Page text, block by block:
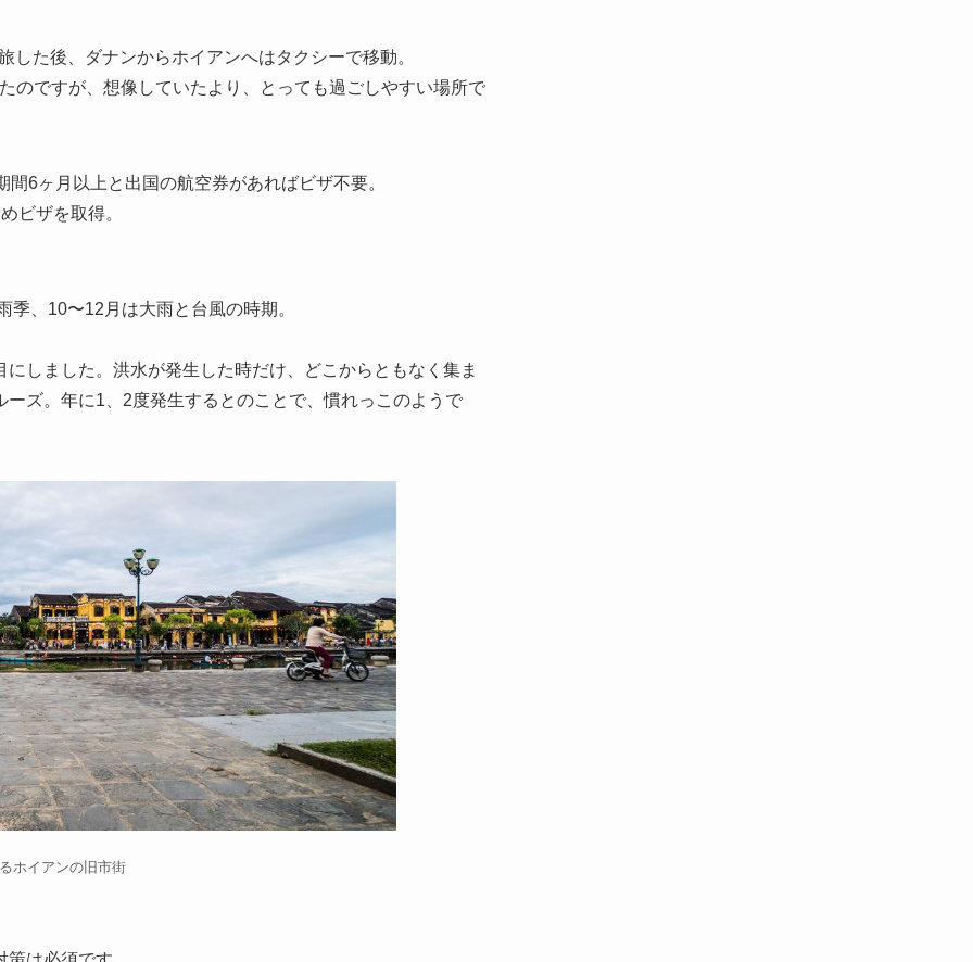
た後、ダナンからホイアンへはタクシーで移動。
のですが、想像していたより、とっても過ごしやすい場所で
6ヶ月以上と出国の航空券があればビザ不要。
ビザを取得。
、10〜12月は大雨と台風の時期。
しました。洪水が発生した時だけ、どこからともなく集ま
ズ。年に1、2度発生するとのことで、慣れっこのようで
ホイアンの旧市街